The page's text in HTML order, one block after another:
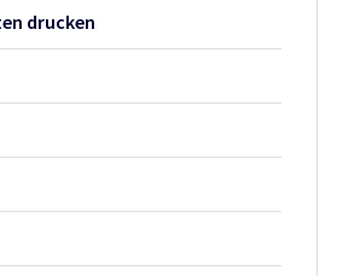
drucken